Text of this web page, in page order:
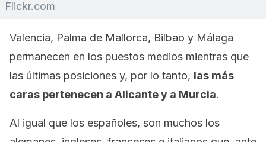
Flickr.com
Valencia, Palma de Mallorca, Bilbao y Málaga
permanecen en los puestos medios mientras que
las últimas posiciones y, por lo tanto, las más
caras pertenecen a Alicante y a Murcia.
Al igual que los españoles, son muchos los